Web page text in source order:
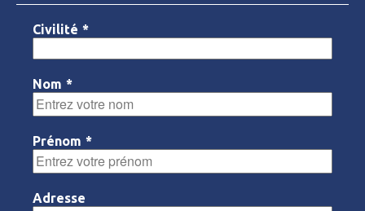
Civilité *
Nom *
Prénom *
Adresse